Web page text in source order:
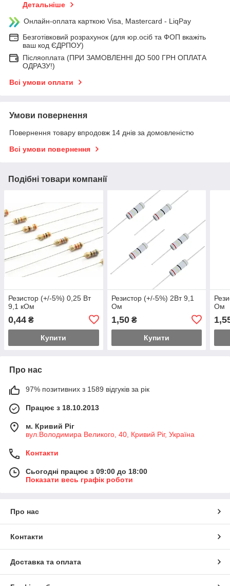
Детальніше
Онлайн-оплата карткою Visa, Mastercard - LiqPay
Безготівковий розрахунок (для юр.осіб та ФОП вкажіть
ваш код ЄДРПОУ)
Післяоплата (ПРИ ЗАМОВЛЕННІ ДО 500 ГРН ОПЛАТА
ОДРАЗУ!)
Всі умови оплати
Умови повернення
Повернення товару впродовж 14 днів за домовленістю
Всі умови повернення
Подібні товари компанії
Резистор (+/-5%) 0,25 Вт
9,1 кОм
0,44 ₴
Купити
Резистор (+/-5%) 2Вт 9,1
Ом
1,50₴
Купити
Ом
Про нас
97% позитивних з 1589 відгуків за рік
Працює з 18.10.2013
м. Кривий Ріг
вул.Володимира Великого, 40, Кривий Ріг, Україна
Контакти
Сьогодні працює з 09:00 до 18:00
Показати весь графік роботи
Про нас
Контакти
Доставка та оплата